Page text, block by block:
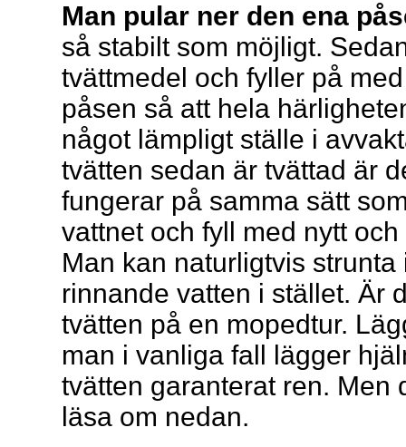
Man pular ner den ena
så stabilt som möjligt.
tvättmedel och fyller på
påsen så att hela
något lämpligt ställe i
tvätten sedan är tvättad är
fungerar på samma sätt
vattnet och fyll med nytt
Man kan naturligtvis
rinnande vatten i stället. Är
tvätten på en mopedtur.
man i vanliga fall lägger
tvätten garanterat ren. Men
läsa om nedan.